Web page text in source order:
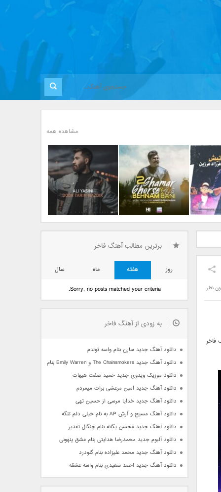
مشاهده همه
فرزاد
بانی بنام قرص قمر 2
یاسینی بنام دورترین نزدیک
نظر
فاخر
برترین مطالب آهنگ فاخر
روز هفته ماه
سال
Sorry, no posts matched your criteria.
به زودی از آهنگ فاخر
دانلود آهنگ جدید سارن بنام واسه تولدم
دانلود آهنگ جدید The Chainsmokers و Emily Warren بنام Side Effects
دانلود موزیک ویدوی جدید حمید صفت هیهات
دانلود آهنگ جدید امین مرعشی برات میمردم
دانلود آهنگ جدید خدایا مرسی از حسین تهی
دانلود آهنگ مسیح و آرش AP به نام خیلی دلم تنگه
دانلود آهنگ جدید محسن یگانه بنام چنگال تقدیر
دانلود آلبوم جدید محمدرضا هدایتی بنام عشق پنهونی
دانلود آهنگ جدید محمد علیزاده بنام گلودرد
دانلود آهنگ جدید احمد سعیدی بنام واسه عشقه